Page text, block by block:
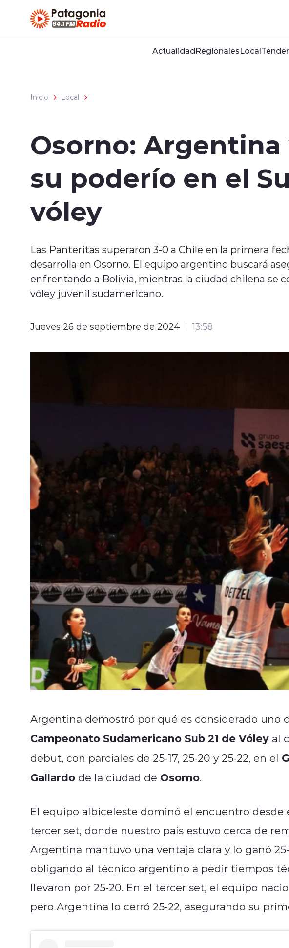
ActualidadRegionalesLocal
Inicio Local
Osorno:
su poderío en el
vóley
Las Panteritas superaron 3-0 a Chile en la primera
desarrolla en Osorno. El equipo argentino buscará
enfrentando a Bolivia, mientras la ciudad chilena se
vóley juvenil sudamericano.
Jueves 26 de septiembre de 2024 13:58
Argentina demostró por qué es considerado uno
Campeonato Sudamericano Sub 21 de Vóley al
debut, con parciales de 25-17, 25-20 y 25-22, en el
Gallardo de la ciudad de Osorno.
El equipo albiceleste dominó el encuentro desde
tercer set, donde nuestro país estuvo cerca de
Argentina mantuvo una ventaja clara y lo ganó
obligando al técnico argentino a pedir tiempos
llevaron por 25-20. En el tercer set, el equipo
pero Argentina lo cerró 25-22, asegurando su